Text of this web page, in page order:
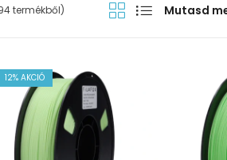
termékből) Mutasd
12% AKCIÓ